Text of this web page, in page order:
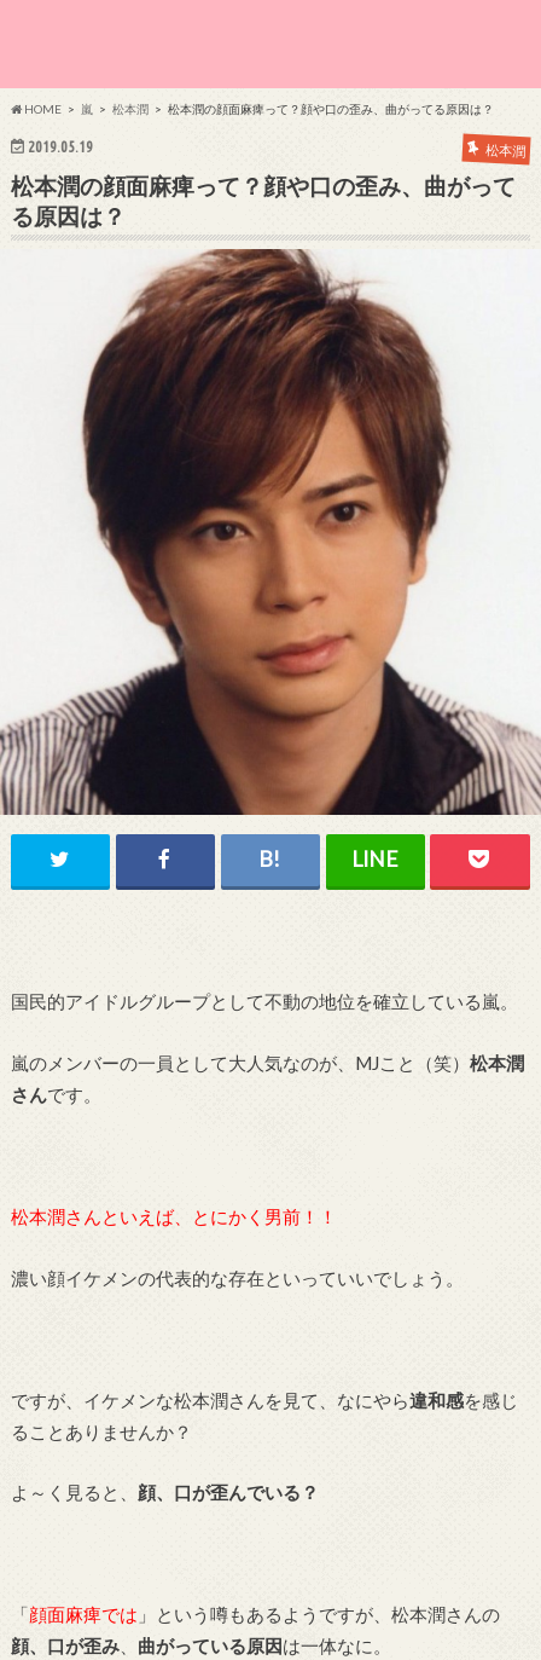
HOME 嵐 松本潤 松本潤の顔面麻痺って？顔や口の歪み、曲がってる原因は？
2019.05.19 松本潤
松本潤の顔面麻痺って？顔や口の歪み、曲がって
る原因は？
国民的アイドルグループとして不動の地位を確立している嵐。
嵐のメンバーの一員として大人気なのが、MJこと（笑） 松本潤
さんです。
松本潤さんといえば、とにかく男前！！
濃い顔イケメンの代表的な存在といっていいでしょう。
ですが、イケメンな松本潤さんを見て、なにやら違和感を感じ
ることありませんか？
よ～く見ると、 顔、口が歪んでいる？
「顔面麻痺では 」という噂もあるようですが、松本潤さんの
顔、口が歪み、 曲がっている原因は一体なに。